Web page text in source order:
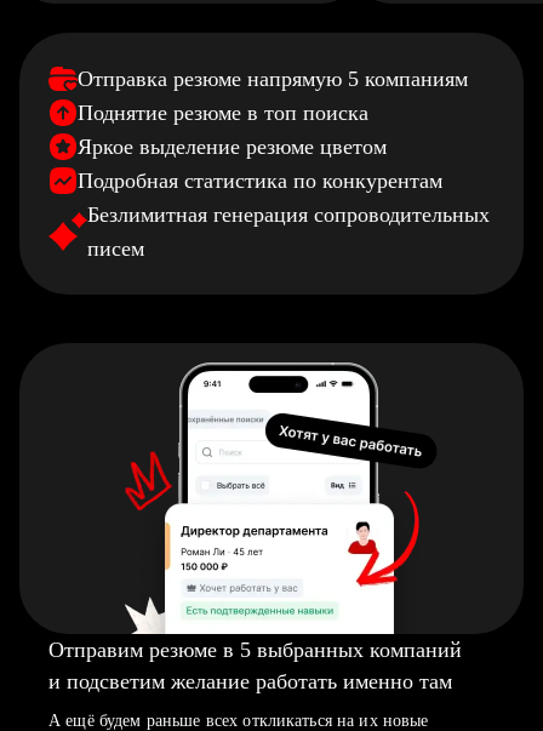
Отправка резюме напрямую 5 компаниям
Поднятие резюме в топ поиска
Яркое выделение резюме цветом
Подробная статистика по конкурентам
Безлимитная генерация сопроводительных
писем
Отправим резюме в 5 выбранных компаний
и подсветим желание работать именно там
А ещё будем раньше всех откликаться на их новые